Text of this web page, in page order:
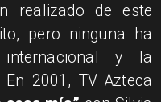
realizado de este
pero ninguna ha
y la
2001, TV Azteca